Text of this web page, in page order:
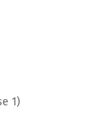
1)